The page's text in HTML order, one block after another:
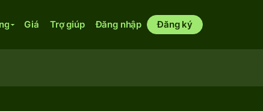
Giá Trợ giúp Đăng nhập Đăng ký